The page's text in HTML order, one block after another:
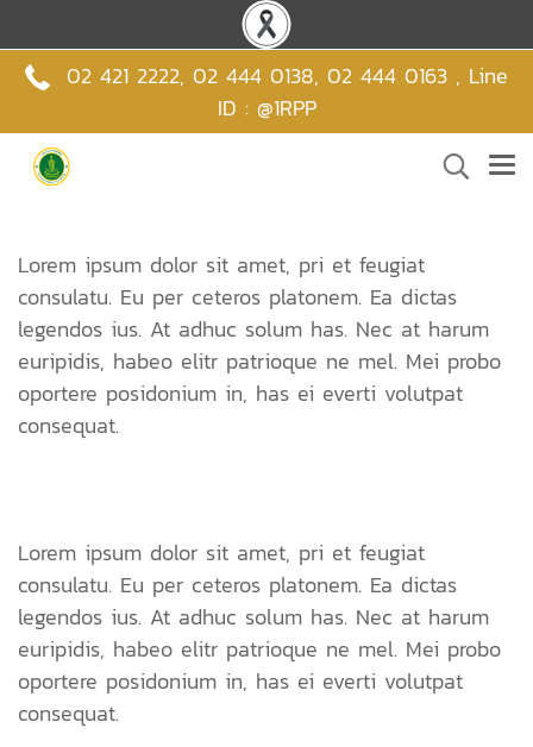
02 421 2222, 02 444 0138, 02 444 0163 , Line
ID : @1RPP
Lorem ipsum dolor sit amet, pri et feugiat
consulatu. Eu per ceteros platonem. Ea dictas
legendos ius. At adhuc solum has. Nec at harum
euripidis, habeo elitr patrioque ne mel. Mei probo
oportere posidonium in, has ei everti volutpat
consequat.
Lorem ipsum dolor sit amet, pri et feugiat
consulatu. Eu per ceteros platonem. Ea dictas
legendos ius. At adhuc solum has. Nec at harum
euripidis, habeo elitr patrioque ne mel. Mei probo
oportere posidonium in, has ei everti volutpat
consequat.